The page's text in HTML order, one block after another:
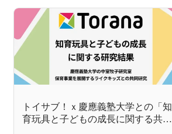
トイサブ！ｘ慶應義塾大学との「知
育玩具と子どもの成長に関する共同